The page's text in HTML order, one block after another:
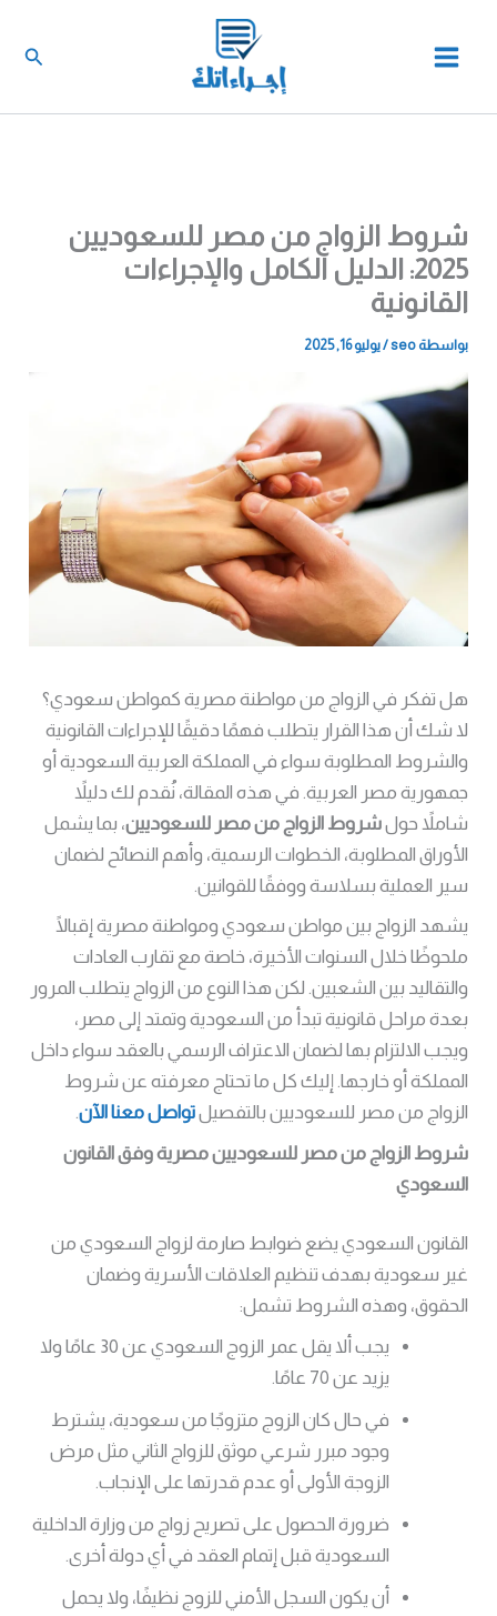
شروط الزواج من مصر للسعوديين
2025: الدليل الكامل والإجراءات
القانونية
بواسطة seo
/يوليو 16, 2025
هل تفكر في الزواج من مواطنة مصرية كمواطن سعودي؟
لا شك أن هذا القرار يتطلب فهمًا دقيقًا للإجراءات القانونية
والشروط المطلوبة سواء في المملكة العربية السعودية أو
جمهورية مصر العربية. في هذه المقالة، نُقدم لك دليلاً
شاملاً حولشروط الزواج من مصر للسعوديين، بما يشمل
الأوراق المطلوبة، الخطوات الرسمية، وأهم النصائح لضمان
سير العملية بسلاسة ووفقًا للقوانين.
يشهد الزواج بين مواطن سعودي ومواطنة مصرية إقبالًا
ملحوظًا خلال السنوات الأخيرة، خاصة مع تقارب العادات
والتقاليد بين الشعبين. لكن هذا النوع من الزواج يتطلب المرور
بعدة مراحل قانونية تبدأ من السعودية وتمتد إلى مصر،
ويجب الالتزام بها لضمان الاعتراف الرسمي بالعقد سواء داخل
المملكة أو خارجها. إليك كل ما تحتاج معرفته عن شروط
الزواج من مصر للسعوديين بالتفصيلتواصل معنا الآن.
شروط الزواج من مصر للسعوديين مصرية وفق القانون
السعودي
القانون السعودي يضع ضوابط صارمة لزواج السعودي من
غير سعودية بهدف تنظيم العلاقات الأسرية وضمان
الحقوق، وهذه الشروط تشمل:
يجب ألا يقل عمر الزوج السعودي عن 30 عامًا ولا
يزيد عن 70 عامًا.
في حال كان الزوج متزوجًا من سعودية، يشترط
وجود مبرر شرعي موثق للزواج الثاني مثل مرض
الزوجة الأولى أو عدم قدرتها على الإنجاب.
ضرورة الحصول على تصريح زواج من وزارة الداخلية
السعودية قبل إتمام العقد في أي دولة أخرى.
أن يكون السجل الأمني للزوج نظيفًا، ولا يحمل